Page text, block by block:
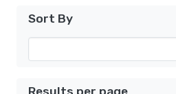
Sort By
Results per page